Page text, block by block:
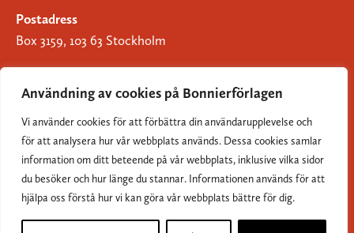
Användning av cookies på Bonnierförlagen
Vi använder cookies för att förbättra din användarupplevelse och
för att analysera hur vår webbplats används. Dessa cookies samlar
information om ditt beteende på vår webbplats, inklusive vilka sidor
du besöker och hur länge du stannar. Informationen används för att
hjälpa oss förstå hur vi kan göra vår webbplats bättre för dig.
Postadress
Box 3159, 103 63 Stockholm
Om Bonnierförlagen
Cookies
Integritetspolicy